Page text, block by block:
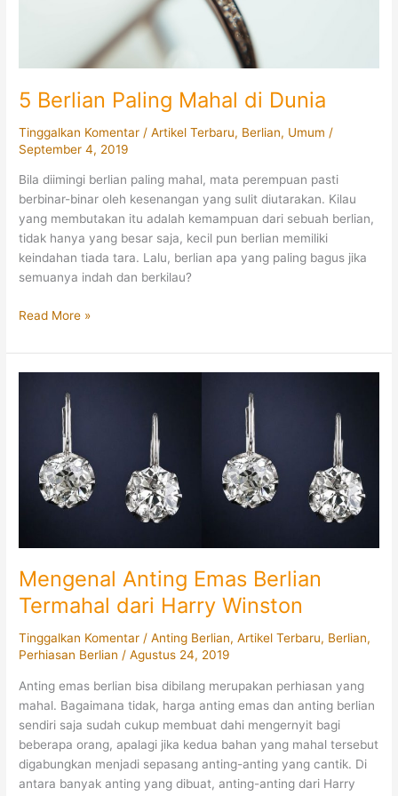
5 Berlian Paling Mahal di Dunia
Tinggalkan Komentar /Artikel Terbaru, Berlian, Umum /
September 4, 2019
Bila diimingi berlian paling mahal, mata perempuan pasti
berbinar-binar oleh kesenangan yang sulit diutarakan. Kilau
yang membutakan itu adalah kemampuan dari sebuah berlian,
tidak hanya yang besar saja, kecil pun berlian memiliki
keindahan tiada tara. Lalu, berlian apa yang paling bagus jika
semuanya indah dan berkilau?
5
Paling
Mahal
Read More »
Mengenal Anting Emas Berlian
Termahal dari Harry Winston
Tinggalkan Komentar /Anting Berlian,Artikel Terbaru, Berlian,
Perhiasan Berlian /Agustus 24, 2019
Anting emas berlian bisa dibilang merupakan perhiasan yang
mahal. Bagaimana tidak, harga anting emas dan anting berlian
sendiri saja sudah cukup membuat dahi mengernyit bagi
beberapa orang, apalagi jika kedua bahan yang mahal tersebut
digabungkan menjadi sepasang anting-anting yang cantik. Di
antara banyak anting yang dibuat, anting-anting dari Harry